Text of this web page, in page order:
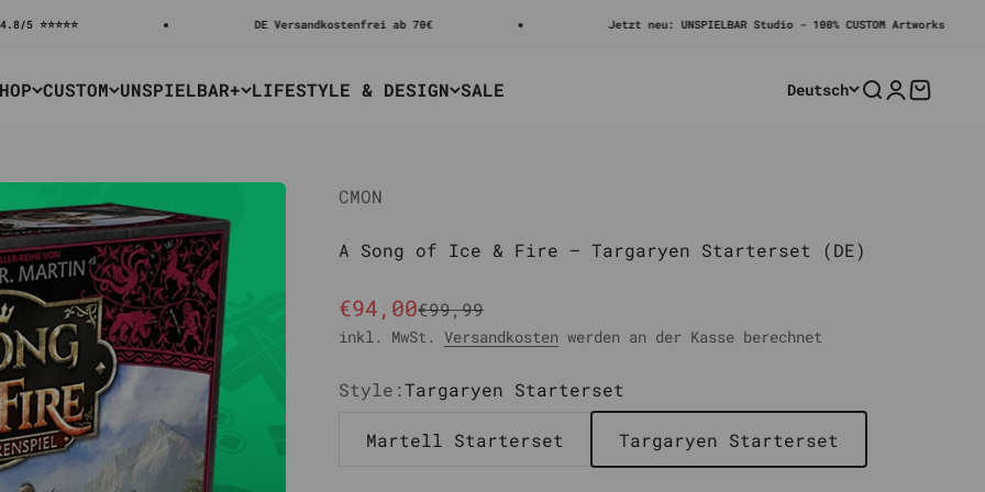
DE Versandkostenfrei ab 70€ Jetzt neu: UNSPIELBAR Studio - 100% CUSTOM Artworks
CUSTOM UNSPIELBAR+ LIFESTYLE & DESIGN SALE Deutsch SucheAnmelden
CMON
A Song of Ice & Fire – Targaryen Starterset (DE)
Angebot
€94,00Regulärer Preis
€99,99
inkl. MwSt. Versandkosten werden an der Kasse berechnet
Style:Targaryen Starterset
Martell Starterset Targaryen Starterset